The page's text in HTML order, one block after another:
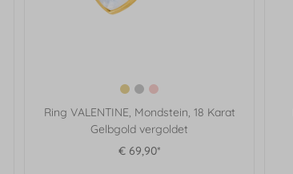
Ring VALENTINE, Mondstein, 18 Karat
Gelbgold vergoldet
€ 69,90*